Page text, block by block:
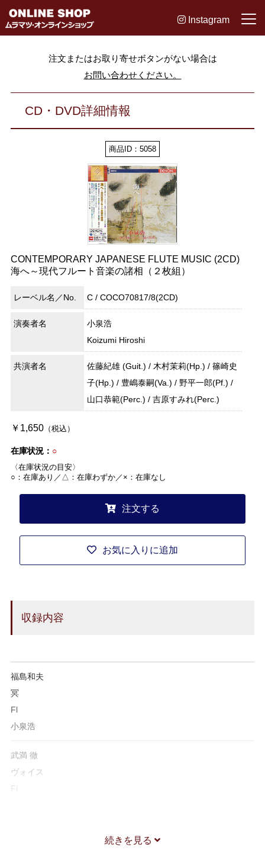
Instagram
注文またはお取り寄せボタンがない場合は
お問い合わせください。
CD・DVD詳細情報
商品ID：5058
CONTEMPORARY JAPANESE FLUTE MUSIC (2CD)
海へ～現代フルート音楽の諸相（２枚組）
レーベル名／No. C / COCO70817/8(2CD)
演奏者名
小泉浩
Koizumi Hiroshi
共演者名
佐藤紀雄 (Guit.) / 木村茉莉(Hp.) / 篠崎史
子(Hp.) / 豊嶋泰嗣(Va.) / 野平一郎(Pf.) /
山口恭範(Perc.) / 吉原すみれ(Perc.)
￥1,650（税込）
在庫状況： ○
〈在庫状況の目安〉
○：在庫あり／△：在庫わずか／×：在庫なし
注文する
お気に入りに追加
収録内容
福島和夫
冥
Fl
小泉浩
武満 徹
ヴォイス
Fl
続きを見る